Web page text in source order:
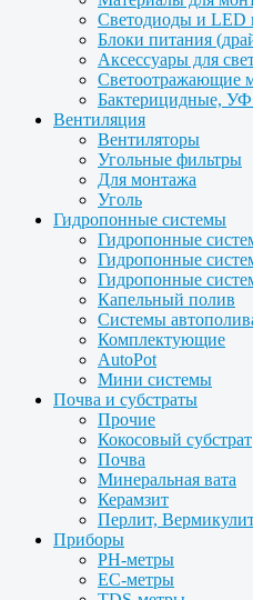
Светодиоды и LED
Блоки питания
Аксессуары для
Светоотражающие
Бактерицидные,
Вентиляция
Вентиляторы
Угольные фильтры
Для монтажа
Уголь
Гидропонные системы
Гидропонные
Гидропонные
Гидропонные
Капельный полив
Системы
Комплектующие
AutoPot
Мини системы
Почва и субстраты
Прочие
Кокосовый субстрат
Почва
Минеральная вата
Керамзит
Перлит,
Приборы
PH-метры
EC-метры